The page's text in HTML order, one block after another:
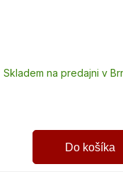
Skladem na predajni v
Do košíka